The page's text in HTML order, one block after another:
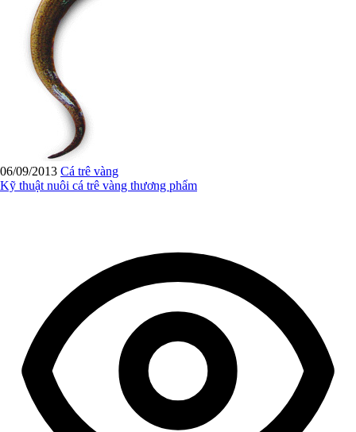
06/09/2013 Cá trê vàng
Kỹ thuật nuôi cá trê vàng thương phẩm